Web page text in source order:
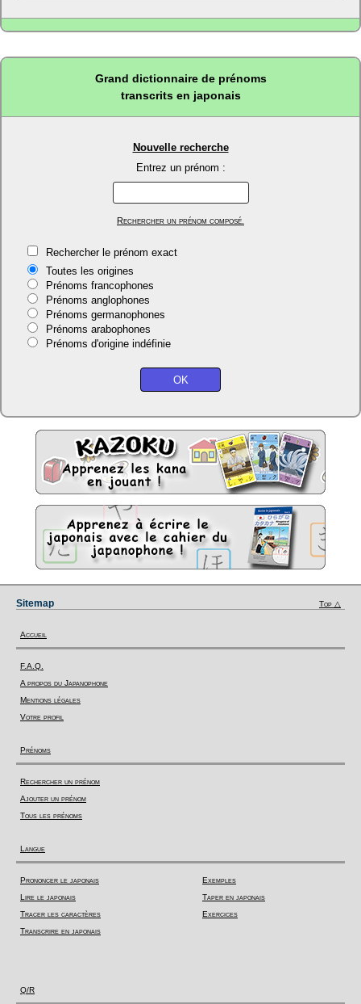
Grand dictionnaire de prénoms
transcrits en japonais
Nouvelle recherche
Entrez un prénom :
Rechercher un prénom composé.
Rechercher le prénom exact
Toutes les origines
Prénoms francophones
Prénoms anglophones
Prénoms germanophones
Prénoms arabophones
Prénoms d'origine indéfinie
Sitemap Top △
Accueil
F.A.Q.
A propos du Japanophone
Mentions légales
Votre profil
Prénoms
Rechercher un prénom
Ajouter un prénom
Tous les prénoms
Langue
Prononcer le japonais
Lire le japonais
Tracer les caractères
Transcrire en japonais
Exemples
Taper en japonais
Exercices
Q/R